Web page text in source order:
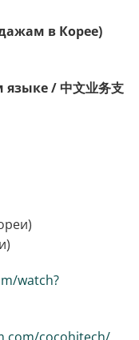
в Корее)
/ 中文业务支
watch?